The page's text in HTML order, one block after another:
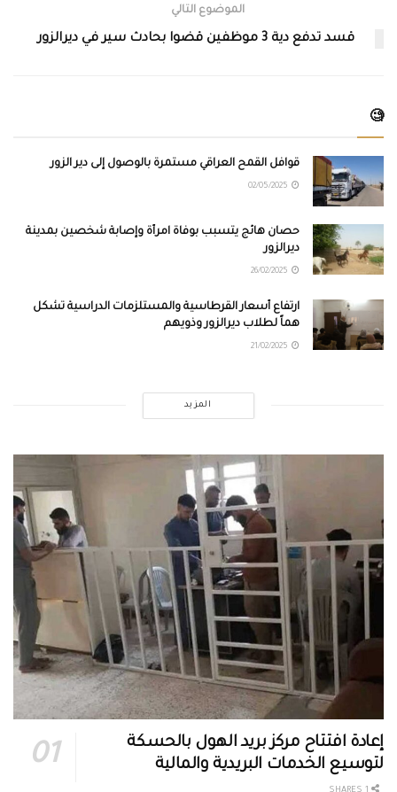
الموضوع التالي
قسد تدفع دية 3 موظفين قضوا بحادث سير في ديرالزور
🧐
قوافل القمح العراقي مستمرة بالوصول إلى دير الزور
حصان هائج يتسبب بوفاة امرأة وإصابة شخصين بمدينة
ديرالزور
ارتفاع أسعار القرطاسية والمستلزمات الدراسية تشكل
هماً لطلاب ديرالزور وذويهم
المزيد
إعادة افتتاح مركز بريد الهول بالحسكة
لتوسيع الخدمات البريدية والمالية